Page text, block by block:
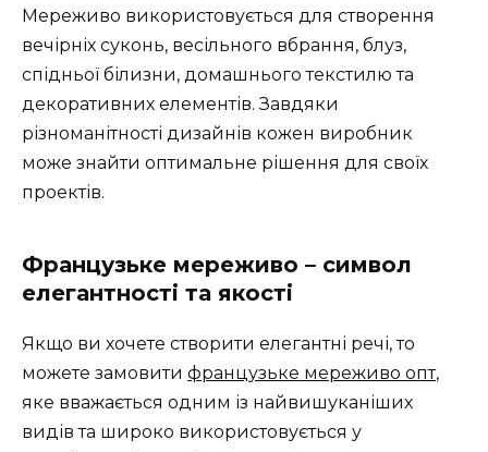
Мереживо використовується для створення
вечірніх суконь, весільного вбрання, блуз,
спідньої білизни, домашнього текстилю та
декоративних елементів. Завдяки
різноманітності дизайнів кожен виробник
може знайти оптимальне рішення для своїх
проектів.
Французьке мереживо – символ
елегантності та якості
Якщо ви хочете створити елегантні речі, то
можете замовити французьке мереживо опт,
яке вважається одним із найвишуканіших
видів та широко використовується у